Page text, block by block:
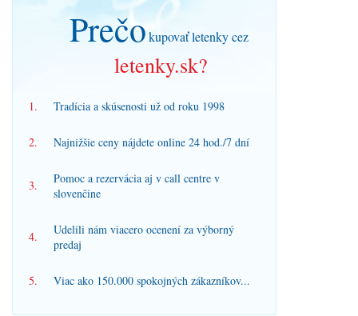
changing
dates.
keyboard
shortcuts
for
changing
Prečokupovať letenky cez
letenky.sk?
1. Tradícia a skúsenosti už od roku 1998
2. Najnižšie ceny nájdete online 24 hod./7 dní
3.
Pomoc a rezervácia aj v call centre v
slovenčine
4.
Udelili nám viacero ocenení za výborný
predaj
5. Viac ako 150.000 spokojných zákazníkov...